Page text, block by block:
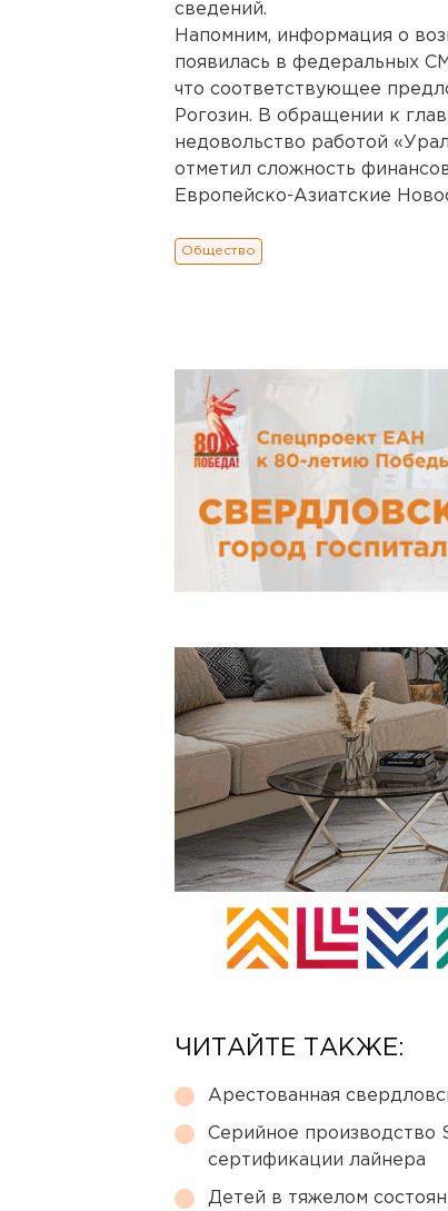
сведений.
Напомним, информация о
появилась в федеральных
что соответствующее
Рогозин. В обращении к
недовольство работой
отметил сложность
Европейско-Азиатские
Общество
ЧИТАЙТЕ ТАКЖЕ:
Арестованная
Серийное производство
сертификации лайнера
Детей в тяжелом